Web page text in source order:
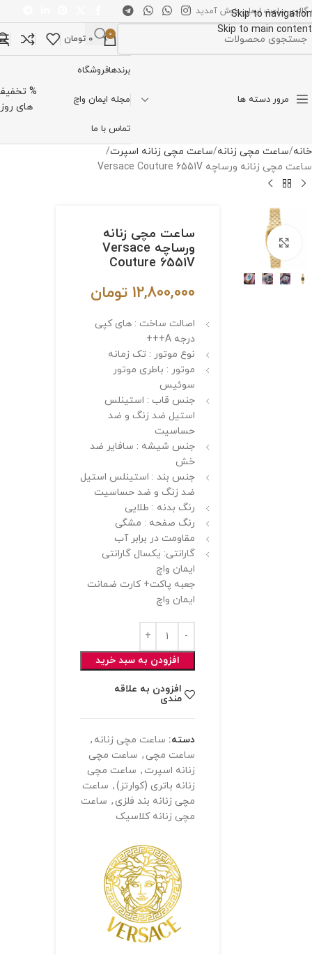
Skip to navigation
Skip to main content
گالری ساعت ایمان خوش آمدید
0
0 تومان
مرور دسته ها
برندهافروشگاه
مجله ایمان واچ
تماس با ما
%
های روز
خانه ساعت مچی زنانه ساعت مچی زنانه اسپرت
ساعت مچی زنانه ورساچه Versace Couture 6551V
برای بزرگنمایی کلیک کنیدساعت مچی زنانه
ورساچه Versace
Couture 6551V
12,800,000 تومان
اصالت ساخت : های کپی
درجه A+++
نوع موتور : تک زمانه
موتور : باطری موتور
سوئیس
جنس قاب : استینلس
استیل ضد زنگ و ضد
حساسیت
جنس شیشه : سافایر ضد
خش
جنس بند : استینلس استیل
ضد زنگ و ضد حساسیت
رنگ بدنه : طلایی
رنگ صفحه : مشگی
مقاومت در برابر آب
گارانتی: یکسال گارانتی
ایمان واچ
جعبه پاکت+ کارت ضمانت
ایمان واچ
افزودن به سبد خرید
افزودن به علاقه
مندی
دسته: ساعت مچی زنانه ,
ساعت مچی , ساعت مچی
زنانه اسپرت , ساعت مچی
زنانه باتری (کوارتز), ساعت
مچی زنانه بند فلزی , ساعت
مچی زنانه کلاسیک